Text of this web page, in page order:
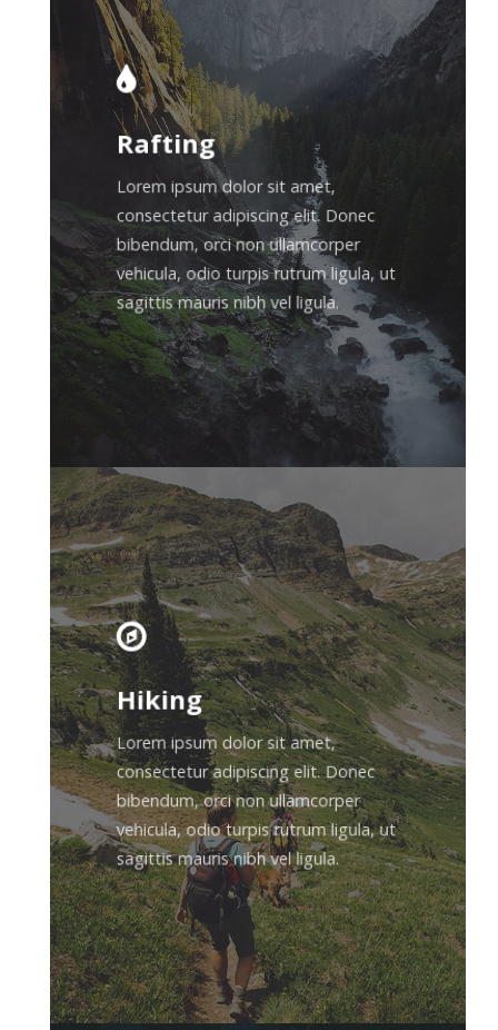
Rafting
Lorem ipsum dolor sit amet,
consectetur adipiscing elit. Donec
bibendum, orci non ullamcorper
vehicula, odio turpis rutrum ligula, ut
sagittis mauris nibh vel ligula.
Hiking
Lorem ipsum dolor sit amet,
consectetur adipiscing elit. Donec
bibendum, orci non ullamcorper
vehicula, odio turpis rutrum ligula, ut
sagittis mauris nibh vel ligula.